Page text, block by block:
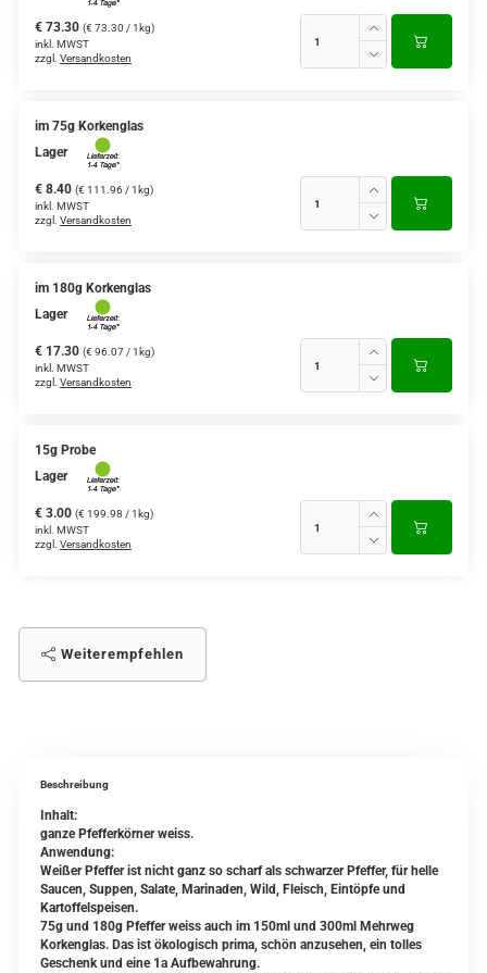
€ 73.30 (€ 73.30 / 1kg)
inkl. MWST
zzgl. Versandkosten
im 75g Korkenglas
Lager
€ 8.40 (€ 111.96 / 1kg)
inkl. MWST
zzgl. Versandkosten
im 180g Korkenglas
Lager
€ 17.30 (€ 96.07 / 1kg)
inkl. MWST
zzgl. Versandkosten
15g Probe
Lager
€ 3.00 (€ 199.98 / 1kg)
inkl. MWST
zzgl. Versandkosten
Weiterempfehlen
Beschreibung
Inhalt:
ganze Pfefferkörner weiss.
Anwendung:
Weißer Pfeffer ist nicht ganz so scharf als schwarzer Pfeffer, für helle
Saucen, Suppen, Salate, Marinaden, Wild, Fleisch, Eintöpfe und
Kartoffelspeisen.
75g und 180g Pfeffer weiss auch im 150ml und 300ml Mehrweg
Korkenglas. Das ist ökologisch prima, schön anzusehen, ein tolles
Geschenk und eine 1a Aufbewahrung.